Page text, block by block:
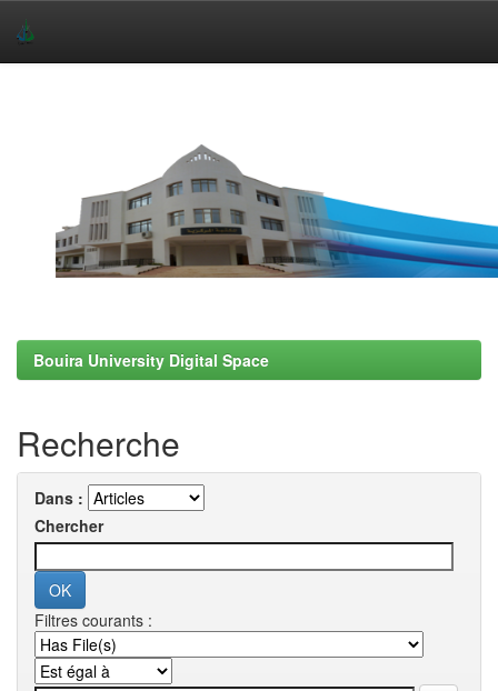
Bouira University Digital Space
Recherche
Dans :
Chercher
Filtres courants :